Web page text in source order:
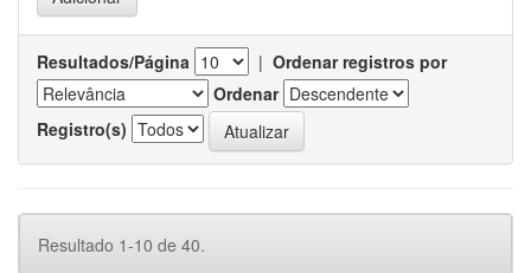
Resultados/Página | Ordenar registros por
Ordenar
Registro(s)
Resultado 1-10 de 40.